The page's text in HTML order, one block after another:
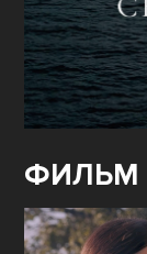
ФИЛЬМ